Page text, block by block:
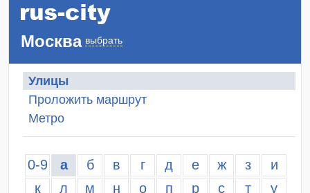
Москва выбрать
Улицы
Проложить маршрут
Метро
0-9 а б в г д е ж з
и
к
л м н о п р с т
у